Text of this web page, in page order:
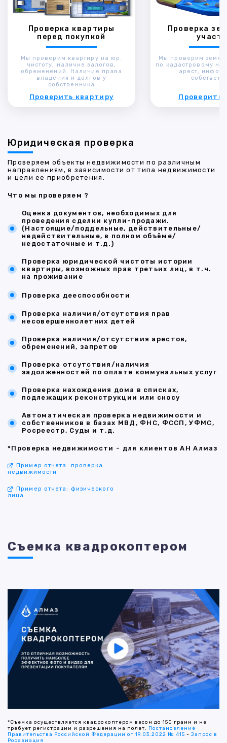
Проверка квартиры
перед покупкой
Мы проверим квартиру на юр.
чистоту, наличие залогов,
обременений. Наличие права
владения и долгов у
собственника
Проверить квартиру
Проверка
Мы проверим
по кадастровому
арест,
Проверить
Юридическая проверка
Проверяем объекты недвижимости по различным
направлениям, в зависимости от типа недвижимости
и цели ее приобретения.
Что мы проверяем ?
Оценка документов, необходимых для
проведения сделки купли-продажи.
(Настоящие/поддельные, действительные/
недействительные, в полном объёме/
недостаточные и т.д.)
Проверка юридической чистоты истории
квартиры, возможных прав третьих лиц, в т.ч.
на проживание
Проверка дееспособности
Проверка наличия/отсутствия прав
несовершеннолетних детей
Проверка наличия/отсутствия арестов,
обременений, запретов
Проверка отсутствия/наличия
задолженностей по оплате коммунальных услуг
Проверка нахождения дома в списках,
подлежащих реконструкции или сносу
Автоматическая проверка недвижимости и
собственников в базах МВД, ФНС, ФССП, УФМС,
Росреестр, Суды и т.д.
*Проверка недвижимости - для клиентов АН Алмаз
Пример отчета: проверка
недвижимости
Пример отчета: физического
лица
Съемка квадрокоптером
*Съемка осуществляется квадрокоптером весом до 150 грамм и не
требует регистрации и разрешения на полет. Постановление
Правительства Российской Федерации от 19.03.2022 № 415 -Запрос в
Росавиация